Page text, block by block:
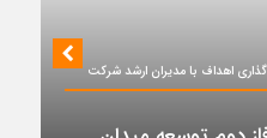
لیتری بنزین؛ ضرورت مدیریت تقاضا و
اهداف با مدیران ارشد شرکت